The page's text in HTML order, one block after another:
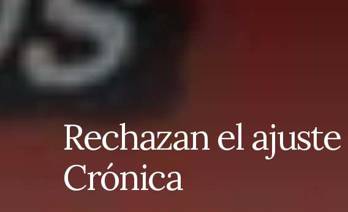
Rechazan el
Crónica